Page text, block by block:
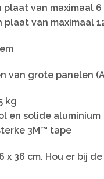
plaat van maximaal 6
plaat van maximaal
van grote panelen
kg
en solide aluminium
3M™ tape
x 36 cm. Hou er bij